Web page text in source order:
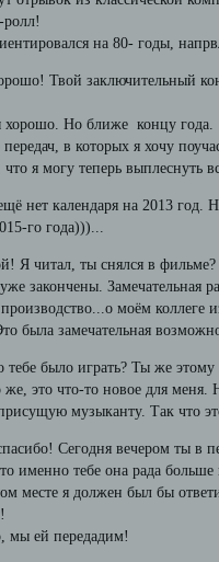
ролл!
на 80- годы,
Твой заключительный
Но ближе концу года.
передач, в которых я хочу
что я могу теперь выплеснуть
нет календаря на 2013 год.
го года)))...
Я читал, ты снялся в
закончены. Замечательная
моём коллеге
была замечательная
тебе было играть? Ты же этому
же, это что-то новое для
музыканту. Так что
Сегодня вечером ты в
именно тебе она рада больше
месте я должен был бы
мы ей передадим!